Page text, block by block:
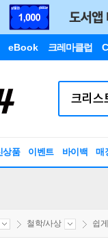
eBook 크레마클럽
상품 이벤트 바이백 매
철학/사상 쉽